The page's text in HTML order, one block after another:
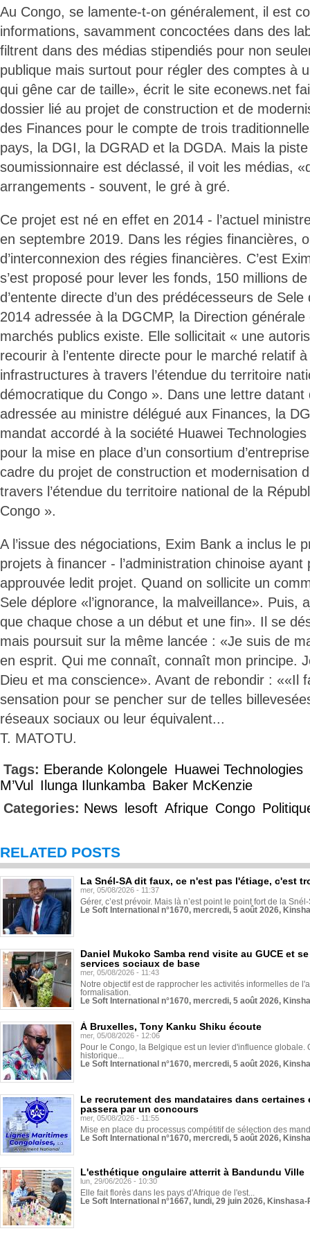
Au Congo, se lamente-t-on généralement, il est
informations, savamment concoctées dans des
filtrent dans des médias stipendiés pour non
publique mais surtout pour régler des comptes à
qui gêne car de taille», écrit le site econews.net
dossier lié au projet de construction et de
des Finances pour le compte de trois
pays, la DGI, la DGRAD et la DGDA. Mais la
soumissionnaire est déclassé, il voit les médias,
arrangements - souvent, le gré à gré.
Ce projet est né en effet en 2014 - l’actuel
en septembre 2019. Dans les régies financières,
d’interconnexion des régies financières. C’est
s’est proposé pour lever les fonds, 150 millions
d’entente directe d’un des prédécesseurs de
2014 adressée à la DGCMP, la Direction
marchés publics existe. Elle sollicitait « une
recourir à l’entente directe pour le marché relatif
infrastructures à travers l’étendue du territoire
démocratique du Congo ». Dans une lettre
adressée au ministre délégué aux Finances, la
mandat accordé à la société Huawei
pour la mise en place d’un consortium
cadre du projet de construction et modernisation
travers l’étendue du territoire national de la
Congo ».
A l’issue des négociations, Exim Bank a inclus le
projets à financer - l’administration chinoise
approuvée ledit projet. Quand on sollicite un
Sele déplore «l’ignorance, la malveillance». Puis,
que chaque chose a un début et une fin». Il se
mais poursuit sur la même lancée : «Je suis de
en esprit. Qui me connaît, connaît mon principe.
Dieu et ma conscience». Avant de rebondir : ««Il
sensation pour se pencher sur de telles
réseaux sociaux ou leur équivalent...
T. MATOTU.
Tags: Eberande Kolongele Huawei Technologies
M’Vul
Ilunga Ilunkamba Baker McKenzie
Categories: News lesoft Afrique Congo
RELATED POSTS
La Snél-SA dit faux, ce n'est pas l'étiage, c'est
mer, 05/08/2026 - 11:37
Gérer, c’est prévoir. Mais là n’est point le point fort de la
Le Soft International n°1670, mercredi, 5 août 2026,
Daniel Mukoko Samba rend visite au GUCE et
services sociaux de base
mer, 05/08/2026 - 11:43
Notre objectif est de rapprocher les activités informelles de
formalisation.
Le Soft International n°1670, mercredi, 5 août 2026,
À Bruxelles, Tony Kanku Shiku écoute
mer, 05/08/2026 - 12:06
Pour le Congo, la Belgique est un levier d'influence globale.
historique...
Le Soft International n°1670, mercredi, 5 août 2026,
Le recrutement des mandataires dans
passera par un concours
mer, 05/08/2026 - 11:55
Mise en place du processus compétitif de sélection des
Le Soft International n°1670, mercredi, 5 août 2026,
L'esthétique ongulaire atterrit à Bandundu Ville
lun, 29/06/2026 - 10:30
Elle fait florès dans les pays d'Afrique de l'est...
Le Soft International n°1667, lundi, 29 juin 2026,